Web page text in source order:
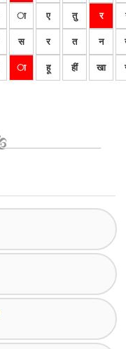
ा ए तु र
स र त न
ा हू हीं खा